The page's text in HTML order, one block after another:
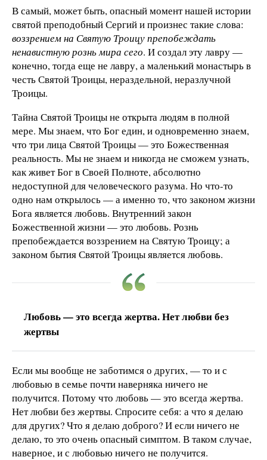
В самый, может быть, опасный момент нашей истории
святой преподобный Сергий и произнес такие слова:
воззрением на Святую Троицу препобеждать
ненавистную рознь мира сего. И создал эту лавру —
конечно, тогда еще не лавру, а маленький монастырь в
честь Святой Троицы, нераздельной, неразлучной
Троицы.
Тайна Святой Троицы не открыта людям в полной
мере. Мы знаем, что Бог един, и одновременно знаем,
что три лица Святой Троицы — это Божественная
реальность. Мы не знаем и никогда не сможем узнать,
как живет Бог в Своей Полноте, абсолютно
недоступной для человеческого разума. Но что-то
одно нам открылось — а именно то, что законом жизни
Бога является любовь. Внутренний закон
Божественной жизни — это любовь. Рознь
препобеждается воззрением на Святую Троицу; а
законом бытия Святой Троицы является любовь.
Любовь — это всегда жертва. Нет любви без
жертвы
Если мы вообще не заботимся о других, — то и с
любовью в семье почти наверняка ничего не
получится. Потому что любовь — это всегда жертва.
Нет любви без жертвы. Спросите себя: а что я делаю
для других? Что я делаю доброго? И если ничего не
делаю, то это очень опасный симптом. В таком случае,
наверное, и с любовью ничего не получится.